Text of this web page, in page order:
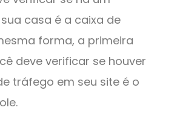
casa é a caixa de
forma, a primeira
deve verificar se houver
tráfego em seu site é o